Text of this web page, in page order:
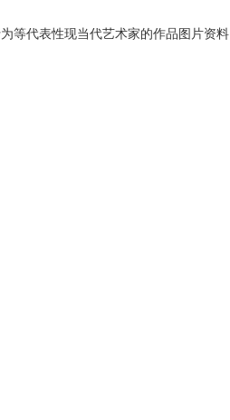
等代表性现当代艺术家的作品图片资料